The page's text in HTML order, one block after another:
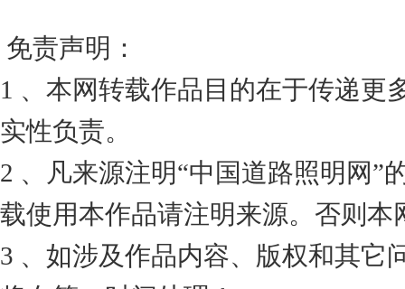
免责声明：
1 、本网转载作品目的在于传递更
实性负责。
2 、凡来源注明“中国道路照明网”
载使用本作品请注明来源。否则
3 、如涉及作品内容、版权和其它